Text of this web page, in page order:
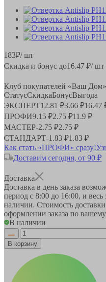
183₽/ шт
Скидка и бонус до16.47 ₽/ шт
Клуб покупателей «Ваш Дом»
СтатусСкидкаБонусВыгода
ЭКСПЕРТ12.81 ₽3.66 ₽16.47
ПРОФИ9.15 ₽2.75 ₽11.9 ₽
МАСТЕР-2.75 ₽2.75 ₽
СТАНДАРТ-1.83 ₽1.83 ₽
Как стать «ПРОФИ» сразу!
Доставим сегодня, от 90 ₽
Доставка
Доставка в день заказа
период с 8:00 до 16:00, и весь
наличии. Стоимость
оформлении заказа по вашему
В наличии
В корзину